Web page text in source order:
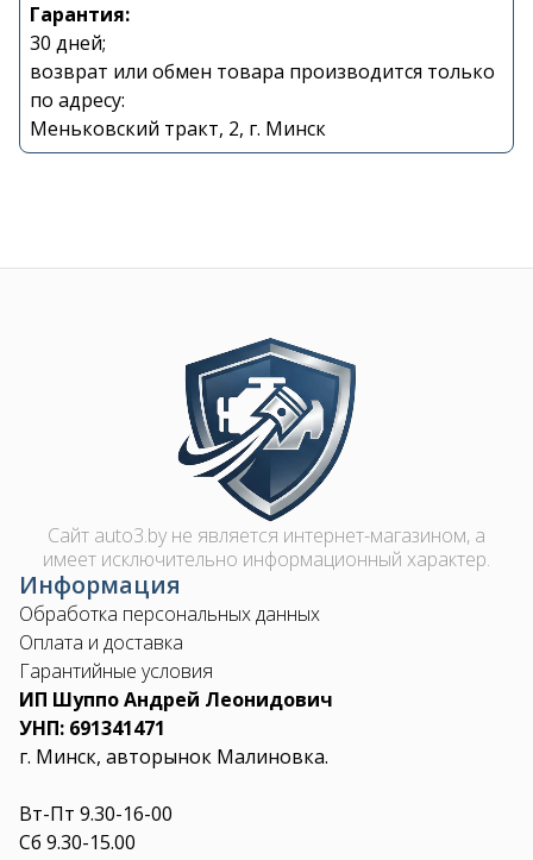
Гарантия:
30 дней;
возврат или обмен товара производится только
по адресу:
Меньковский тракт, 2, г. Минск
shupik21@bk.ru
Image
Сайт auto3.by не является интернет-магазином, а
имеет исключительно информационный характер.
Информация
Обработка персональных данных
Оплата и доставка
Гарантийные условия
ИП Шуппо Андрей Леонидович
УНП: 691341471
г. Минск, авторынок Малиновка.
Вт-Пт 9.30-16-00
Сб 9.30-15.00